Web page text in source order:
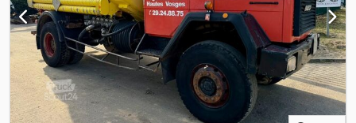
· IVA NÃO DEDUTÍVEL, APLICADO O IMPOSTO SOBRE A DIFERENÇA
· Engate de reboque Rockinger · 1963 · Veículo para transporte de
equipa Salvo erros, omissões e venda prévia. O vendedor reserva-
se o direito de cancelar a venda. _____ Número interno para
consultas: LKW26034 _____ STARENT Truck & Trailer GmbH, Bruck
49, A - 4722 Peuerbach Pessoas de contacto/Vendas: Sr. Ing.
Wimmer Christoph (alemão, inglês, checo, polaco, italiano) p: